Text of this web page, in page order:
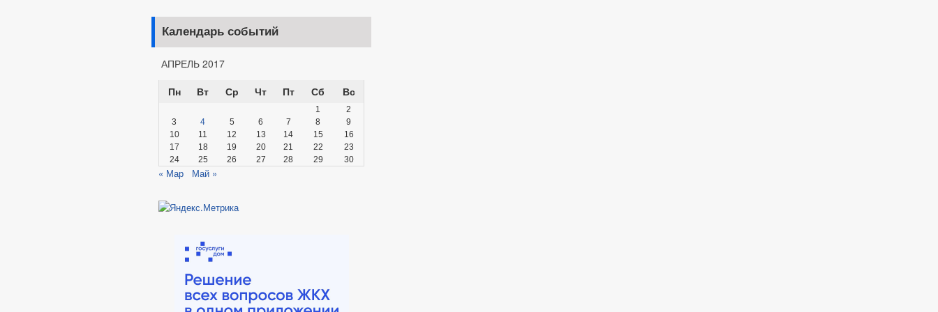
Календарь событий
АПРЕЛЬ 2017
Пн
Вт Ср Чт Пт Сб Вс
1
2
3
4 5 6 7 8
9
10
11 12 13 14 15
16
17
18 19 20 21 22
23
24
25 26 27 28 29 30
« Мар Май »